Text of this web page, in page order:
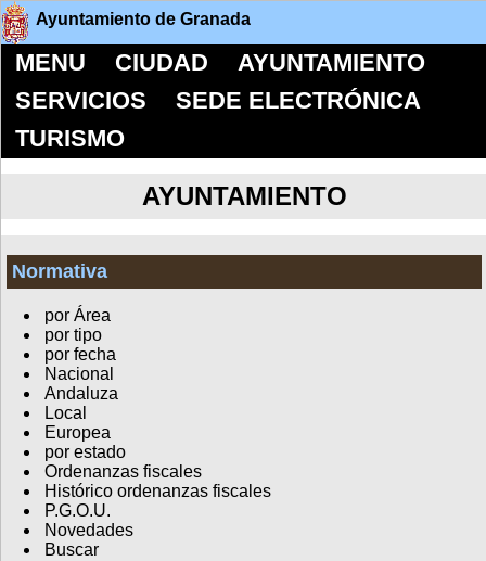
Ayuntamiento de Granada
MENU CIUDAD
AYUNTAMIENTO
SERVICIOS
SEDE ELECTRÓNICA
TURISMO
AYUNTAMIENTO
Normativa
por Área
por tipo
por fecha
Nacional
Andaluza
Local
Europea
por estado
Ordenanzas fiscales
Histórico ordenanzas fiscales
P.G.O.U.
Novedades
Buscar